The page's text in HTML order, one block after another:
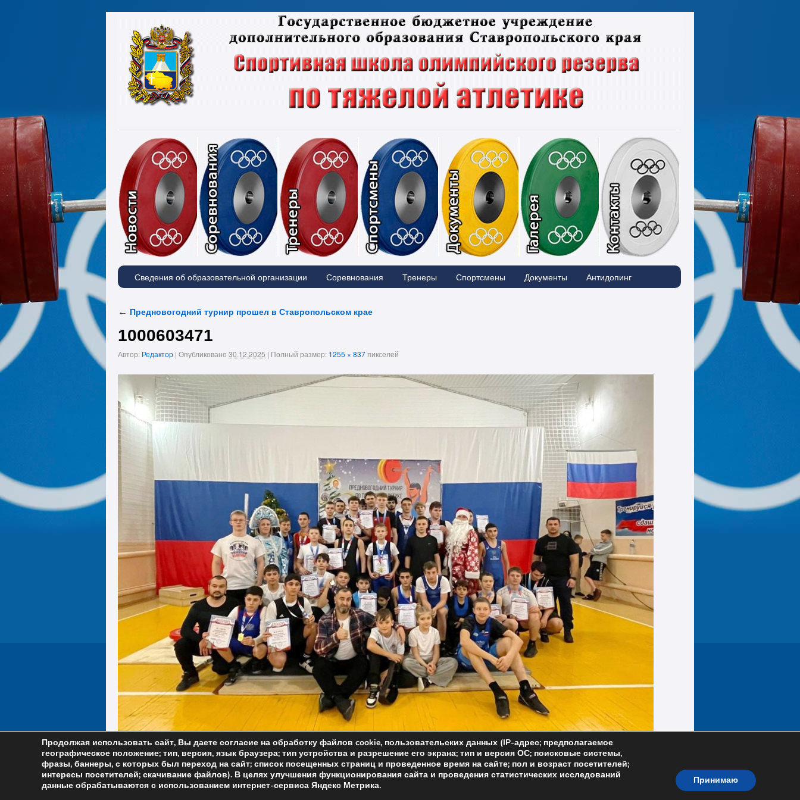
Новости Соревнования Тренеры Спортсмены Документы Фотографии
Сведения об образовательной организации Соревнования Тренеры Спортсмены Документы Антидопинг
← Предновогодний турнир прошел в Ставропольском крае
1000603471
Автор: Редактор | Опубликовано 30.12.2025 | Полный размер: 1255 × 837 пикселей
1000603472
Добавьте в закладкипостоянную ссылку.
Продолжая использовать сайт, Вы даете согласие на обработку файлов cookie, пользовательских данных (IP-адрес; предполагаемое
географическое положение; тип, версия, язык браузера; тип устройства и разрешение его экрана; тип и версия ОС; поисковые системы,
фразы, баннеры, с которых был переход на сайт; список посещенных страниц и проведенное время на сайте; пол и возраст посетителей;
интересы посетителей; скачивание файлов). В целях улучшения функционирования сайта и проведения статистических исследований
данные обрабатываются с использованием интернет-сервиса Яндекс Метрика.
Принимаю